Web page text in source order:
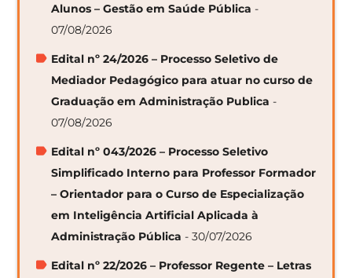
Alunos – Gestão em Saúde Pública -
07/08/2026
Edital nº 24/2026 – Processo Seletivo de
Mediador Pedagógico para atuar no curso de
Graduação em Administração Publica -
07/08/2026
Edital nº 043/2026 – Processo Seletivo
Simplificado Interno para Professor Formador
– Orientador para o Curso de Especialização
em Inteligência Artificial Aplicada à
Administração Pública - 30/07/2026
Edital nº 22/2026 – Professor Regente – Letras